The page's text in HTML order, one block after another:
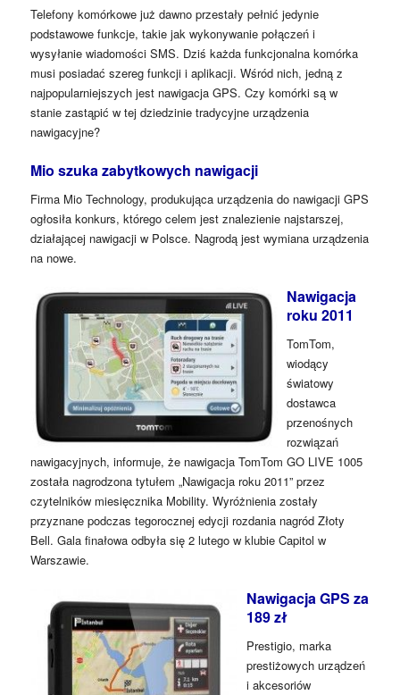
Telefony komórkowe już dawno przestały pełnić jedynie
podstawowe funkcje, takie jak wykonywanie połączeń i
wysyłanie wiadomości SMS. Dziś każda funkcjonalna komórka
musi posiadać szereg funkcji i aplikacji. Wśród nich, jedną z
najpopularniejszych jest nawigacja GPS. Czy komórki są w
stanie zastąpić w tej dziedzinie tradycyjne urządzenia
nawigacyjne?
Mio szuka zabytkowych nawigacji
Firma Mio Technology, produkująca urządzenia do nawigacji GPS
ogłosiła konkurs, którego celem jest znalezienie najstarszej,
działającej nawigacji w Polsce. Nagrodą jest wymiana urządzenia
na nowe.
Nawigacja
roku 2011
TomTom,
wiodący
światowy
dostawca
przenośnych
rozwiązań
nawigacyjnych, informuje, że nawigacja TomTom GO LIVE 1005
została nagrodzona tytułem „Nawigacja roku 2011” przez
czytelników miesięcznika Mobility. Wyróżnienia zostały
przyznane podczas tegorocznej edycji rozdania nagród Złoty
Bell. Gala finałowa odbyła się 2 lutego w klubie Capitol w
Warszawie.
Nawigacja GPS za
189 zł
Prestigio, marka
prestiżowych urządzeń
i akcesoriów